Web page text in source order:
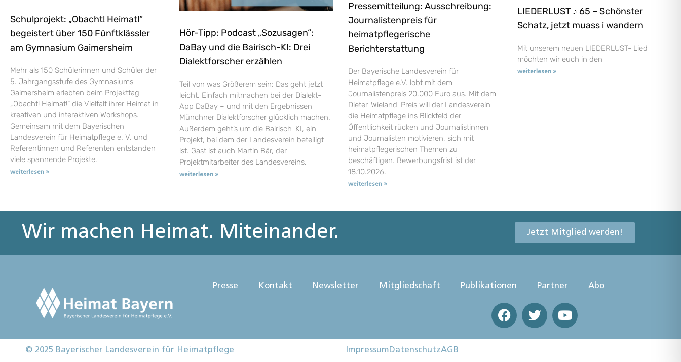
Schulprojekt: „Obacht! Heimat!“
begeistert über 150 Fünftklässler
am Gymnasium Gaimersheim
Mehr als 150 Schülerinnen und Schüler der
5. Jahrgangsstufe des Gymnasiums
Gaimersheim erlebten beim Projekttag
„Obacht! Heimat!“ die Vielfalt ihrer Heimat in
kreativen und interaktiven Workshops.
Gemeinsam mit dem Bayerischen
Landesverein für Heimatpflege e. V. und
Referentinnen und Referenten entstanden
viele spannende Projekte.
weiterlesen »
Hör-Tipp: Podcast „Sozusagen“:
DaBay und die Bairisch-KI: Drei
Dialektforscher erzählen
Teil von was Größerem sein: Das geht jetzt
leicht. Einfach mitmachen bei der Dialekt-
App DaBay – und mit den Ergebnissen
Münchner Dialektforscher glücklich machen.
Außerdem geht’s um die Bairisch-KI, ein
Projekt, bei dem der Landesverein beteiligt
ist. Gast ist auch Martin Bär, der
Projektmitarbeiter des Landesvereins.
weiterlesen »
Pressemitteilung: Ausschreibung:
Journalistenpreis für
heimatpflegerische
Berichterstattung
Der Bayerische Landesverein für
Heimatpflege e.V. lobt mit dem
Journalistenpreis 20.000 Euro aus. Mit dem
Dieter-Wieland-Preis will der Landesverein
die Heimatpflege ins Blickfeld der
Öffentlichkeit rücken und Journalistinnen
und Journalisten motivieren, sich mit
heimatpflegerischen Themen zu
beschäftigen. Bewerbungsfrist ist der
18.10.2026.
weiterlesen »
LIEDERLUST ♪ 65 – Schönster
Schatz, jetzt muass i wandern
Mit unserem neuen LIEDERLUST- Lied
möchten wir euch in den
weiterlesen »
Wir machen Heimat. Miteinander. Jetzt Mitglied werden!
Presse Kontakt Newsletter Mitgliedschaft Publikationen Partner Abo
© 2025 Bayerischer Landesverein für Heimatpflege ImpressumDatenschutzAGB